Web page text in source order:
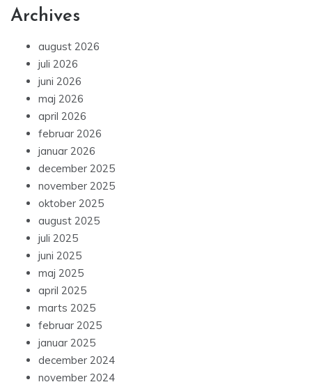
Archives
august 2026
juli 2026
juni 2026
maj 2026
april 2026
februar 2026
januar 2026
december 2025
november 2025
oktober 2025
august 2025
juli 2025
juni 2025
maj 2025
april 2025
marts 2025
februar 2025
januar 2025
december 2024
november 2024